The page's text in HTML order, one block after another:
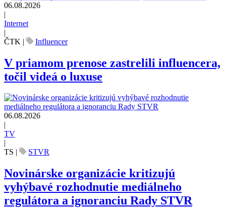
06.08.2026
|
Internet
|
ČTK | Influencer
V priamom prenose zastrelili influencera,
točil videá o luxuse
06.08.2026
TV
TS
STVR
Novinárske organizácie kritizujú
vyhýbavé rozhodnutie mediálneho
regulátora a ignoranciu Rady STVR